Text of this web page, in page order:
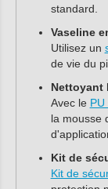
standard.
Vaseline
Utilisez un
de vie du
Nettoyant
Avec le PU
la mousse
Kit de
Kit de